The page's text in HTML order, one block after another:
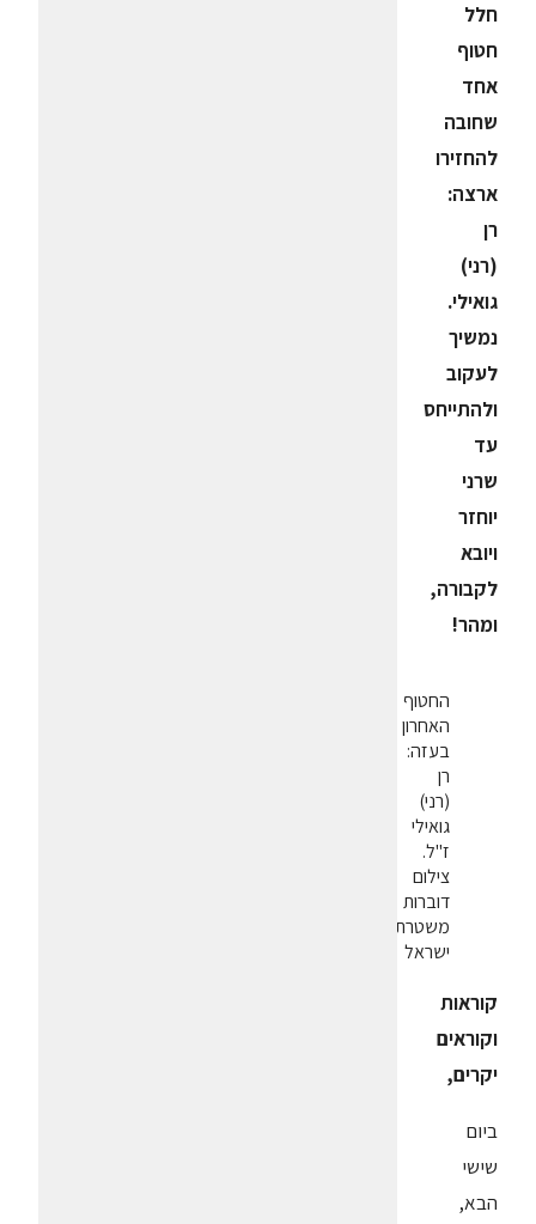
חלל
חטוף
אחד
שחובה
להחזירו
ארצה:
‏‏רן
(רני)
גואילי.
נמשיך
לעקוב
ולהתייחס
עד
שרני
יוחזר
ויובא
לקבורה,
ומהר!
החטוף
האחרון
בעזה:
רן
(רני)
גואילי
ז"ל.
צילום
דוברות
משטרת
ישראל
קוראות
וקוראים
יקרים,
ביום
שישי
הבא,